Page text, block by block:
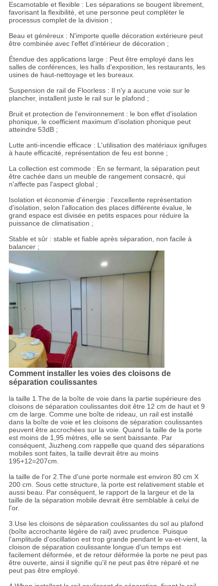
Escamotable et flexible : Les séparations se bougent librement,
favorisant la flexibilité, et une personne peut compléter le
processus complet de la division ;
Beau et généreux : N'importe quelle décoration extérieure peut
être combinée avec l'effet d'intérieur de décoration ;
Étendue des applications large : Peut être employé dans les
salles de conférences, les halls d'exposition, les restaurants, les
usines de haut-nettoyage et les bureaux.
Suspension de rail de Floorless : Il n'y a aucune voie sur le
plancher, installent juste le rail sur le plafond ;
Bruit et protection de l'environnement : le bon effet d'isolation
phonique, le coefficient maximum d'isolation phonique peut
atteindre 53dB ;
Lutte anti-incendie efficace : L'utilisation des matériaux ignifuges
à haute efficacité, représentation de feu est bonne ;
La collection est commode : En se fermant, la séparation peut
être cachée dans un meuble de rangement consacré, qui
n'affecte pas l'aspect global ;
Isolation et économie d'énergie : l'excellente représentation
d'isolation, selon l'allocation des places différente évalue, le
grand espace est divisée en petits espaces pour réduire la
puissance de climatisation ;
Stable et sûr : stable et fiable après séparation, non facile à
balancer ;
Comment installer les voies des cloisons de
séparation coulissantes
la taille 1.The de la boîte de voie dans la partie supérieure des
cloisons de séparation coulissantes doit être 12 cm de haut et 9
cm de large. Comme une boîte de rideau, un rail est installé
dans la boîte de voie et les cloisons de séparation coulissantes
peuvent être accrochées sur la voie. Quand la taille de la porte
est moins de 1,95 mètres, elle se sent baissante. Par
conséquent, Jiuzheng.com rappelle que quand des séparations
mobiles sont faites, la taille devrait être au moins
195+12=207cm.
la taille de l'or 2.The d'une porte normale est environ 80 cm X
200 cm. Sous cette structure, la porte est relativement stable et
aussi beau. Par conséquent, le rapport de la largeur et de la
taille de la séparation mobile devrait être semblable à celui de
l'or.
3.Use les cloisons de séparation coulissantes du sol au plafond
(boîte accrochante légère de rail) avec prudence. Puisque
l'amplitude d'oscillation est trop grande pendant le va-et-vient, la
cloison de séparation coulissante longue d'un temps est
facilement déformée, et de retour déformée la porte ne peut pas
être ouverte, ainsi il signifie qu'il ne peut pas être réparé et ne
peut pas être employé.